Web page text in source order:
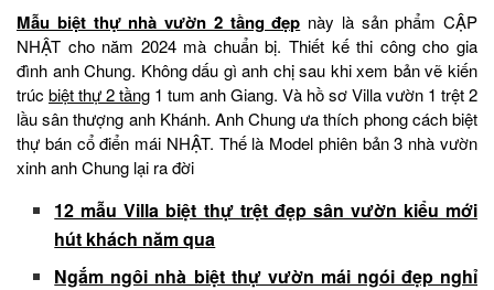
Mẫu biệt thự nhà vườn 2 tầng đẹp này là sản phẩm CẬP
NHẬT cho năm 2024 mà chuẩn bị. Thiết kế thi công cho gia
đình anh Chung. Không dấu gì anh chị sau khi xem bản vẽ kiến
trúc biệt thự 2 tầng 1 tum anh Giang. Và hồ sơ Villa vườn 1 trệt 2
lầu sân thượng anh Khánh. Anh Chung ưa thích phong cách biệt
thự bán cổ điển mái NHẬT. Thế là Model phiên bản 3 nhà vườn
xinh anh Chung lại ra đời
12 mẫu Villa biệt thự trệt đẹp sân vườn kiểu mới
hút khách năm qua
Ngắm ngôi nhà biệt thự vườn mái ngói đẹp nghỉ